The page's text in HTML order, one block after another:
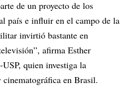
de un proyecto de los
país e influir en el campo de la
invirtió bastante en
afirma Esther
quien investiga la
en Brasil.